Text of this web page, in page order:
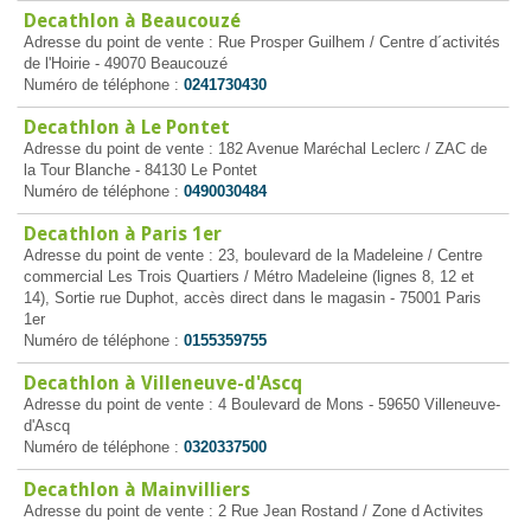
Decathlon à Beaucouzé
Adresse du point de vente : Rue Prosper Guilhem / Centre d´activités
de l'Hoirie - 49070 Beaucouzé
Numéro de téléphone : 0241730430
Decathlon à Le Pontet
Adresse du point de vente : 182 Avenue Maréchal Leclerc / ZAC de
la Tour Blanche - 84130 Le Pontet
Numéro de téléphone : 0490030484
Decathlon à Paris 1er
Adresse du point de vente : 23, boulevard de la Madeleine / Centre
commercial Les Trois Quartiers / Métro Madeleine (lignes 8, 12 et
14), Sortie rue Duphot, accès direct dans le magasin - 75001 Paris
1er
Numéro de téléphone : 0155359755
Decathlon à Villeneuve-d'Ascq
Adresse du point de vente : 4 Boulevard de Mons - 59650 Villeneuve-
d'Ascq
Numéro de téléphone : 0320337500
Decathlon à Mainvilliers
Adresse du point de vente : 2 Rue Jean Rostand / Zone d Activites